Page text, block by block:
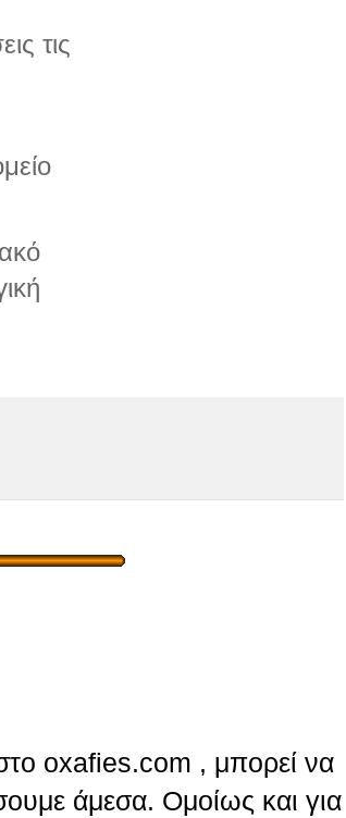
τις
oxafies.com , μπορεί να
άμεσα. Ομοίως και για